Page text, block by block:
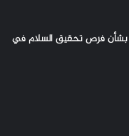
بشأن فرص تحقيق السلام في